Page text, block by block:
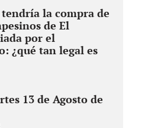
la compra de
de El
por el
¿qué tan legal es
13 de Agosto de